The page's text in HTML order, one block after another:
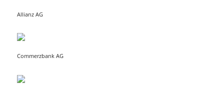
Allianz AG
Commerzbank AG